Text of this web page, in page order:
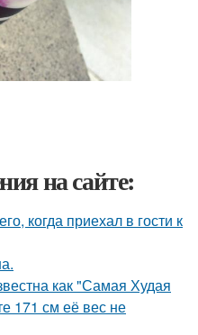
на сайте:
когда приехал в гости к
как "Самая Худая
171 см её вес не